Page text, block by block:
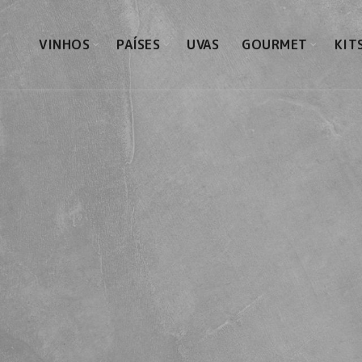
VINHOS PAÍSES UVAS GOURMET